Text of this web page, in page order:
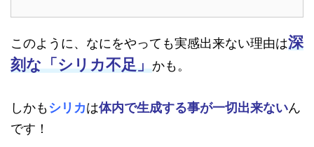
このように、なにをやっても実感出来ない理由は深
刻な「シリカ不足」かも。
しかもシリカは体内で生成する事が一切出来ないん
です！